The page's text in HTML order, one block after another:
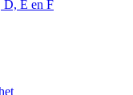
D, E en F